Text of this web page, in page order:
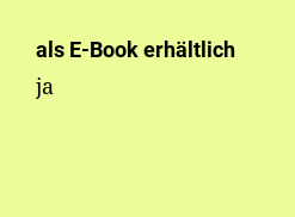
als E-Book erhältlich
ja